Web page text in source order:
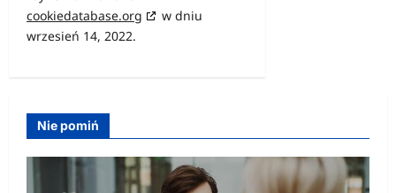
cookiedatabase.org
w dniu
wrzesień 14, 2022.
Nie pomiń